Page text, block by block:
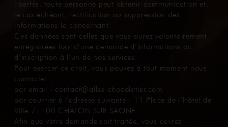
libertés, toute personne peut obtenir communication et,
le cas échéant, rectification ou suppression des
informations la concernant.
Ces données sont celles que vous aurez volontairement
enregistrées lors d’une demande d’informations ou
d’inscription à l’un de nos services.
Pour exercer ce droit, vous pouvez à tout moment nous
contacter :
par email : contact@allex-chocolatier.com
par courrier à l'adresse suivante : 11 Place de l’Hôtel de
Ville 71100 CHALON SUR SAONE
Afin que votre demande soit traitée, vous devrez